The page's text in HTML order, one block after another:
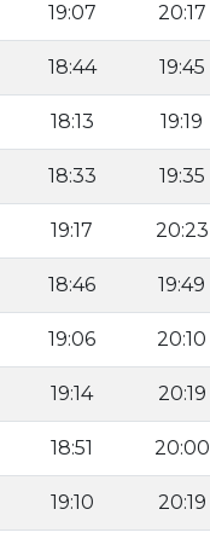
19:07 20:17
18:44 19:45
18:13 19:19
18:33 19:35
19:17 20:23
18:46 19:49
19:06 20:10
19:14 20:19
18:51 20:00
19:10 20:19